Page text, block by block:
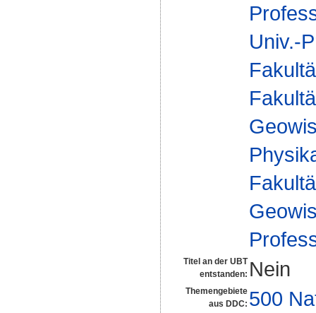
Univ.-
Titel an der UBT
entstanden: Nein
Themengebiete
aus DDC: 500